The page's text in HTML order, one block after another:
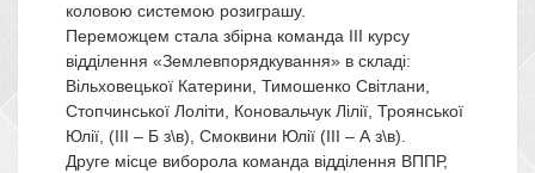
коловою системою розиграшу.
Переможцем стала збірна команда ІІІ курсу
відділення «Землевпорядкування» в складі:
Вільховецької Катерини, Тимошенко Світлани,
Стопчинської Лоліти, Коновальчук Лілії, Троянської
Юлії, (ІІІ – Б з\в), Смоквини Юлії (ІІІ – А з\в).
Друге місце виборола команда відділення ВППР,